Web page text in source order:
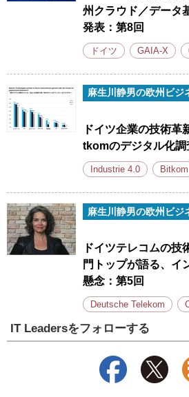
州クラウド／データ
発表：第8回
ドイツ GAIA-X
麻生川静男の欧州ビジ
ドイツ企業の技術
tkomのデジタル化調
Industrie 4.0 Bitkom
麻生川静男の欧州ビジ
ドイツテレコムの技
門トップが語る、イ
懸念：第5回
Deutsche Telekom
IT Leadersをフォローする